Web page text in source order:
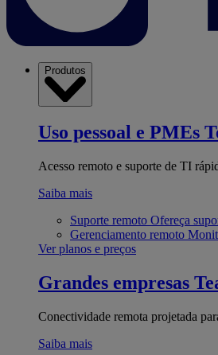
Produtos
Uso pessoal e PMEs
Acesso remoto e suporte de TI
Saiba mais
Suporte remoto Ofereça
Gerenciamento remoto
Ver planos e preços
Grandes empresas
Conectividade remota projetada
Saiba mais